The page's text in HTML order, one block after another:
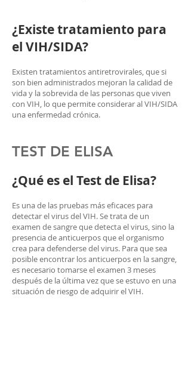
¿Existe tratamiento para
el VIH/SIDA?
Existen tratamientos antiretrovirales, que si
son bien administrados mejoran la calidad de
vida y la sobrevida de las personas que viven
con VIH, lo que permite considerar al VIH/SIDA
una enfermedad crónica.
TEST DE ELISA
¿Qué es el Test de Elisa?
Es una de las pruebas más eficaces para
detectar el virus del VIH. Se trata de un
examen de sangre que detecta el virus, sino la
presencia de anticuerpos que el organismo
crea para defenderse del virus. Para que sea
posible encontrar los anticuerpos en la sangre,
es necesario tomarse el examen 3 meses
después de la última vez que se estuvo en una
situación de riesgo de adquirir el VIH.